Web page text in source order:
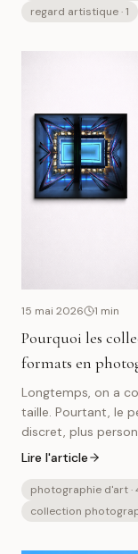
l’expérience
regard artistique· 1
15 mai 2026 1 min
Pourquoi les
formats en
Longtemps, on a
taille. Pourtant, le
discret, plus
collectionner.
Lire l'article
photographie d'art·
collection